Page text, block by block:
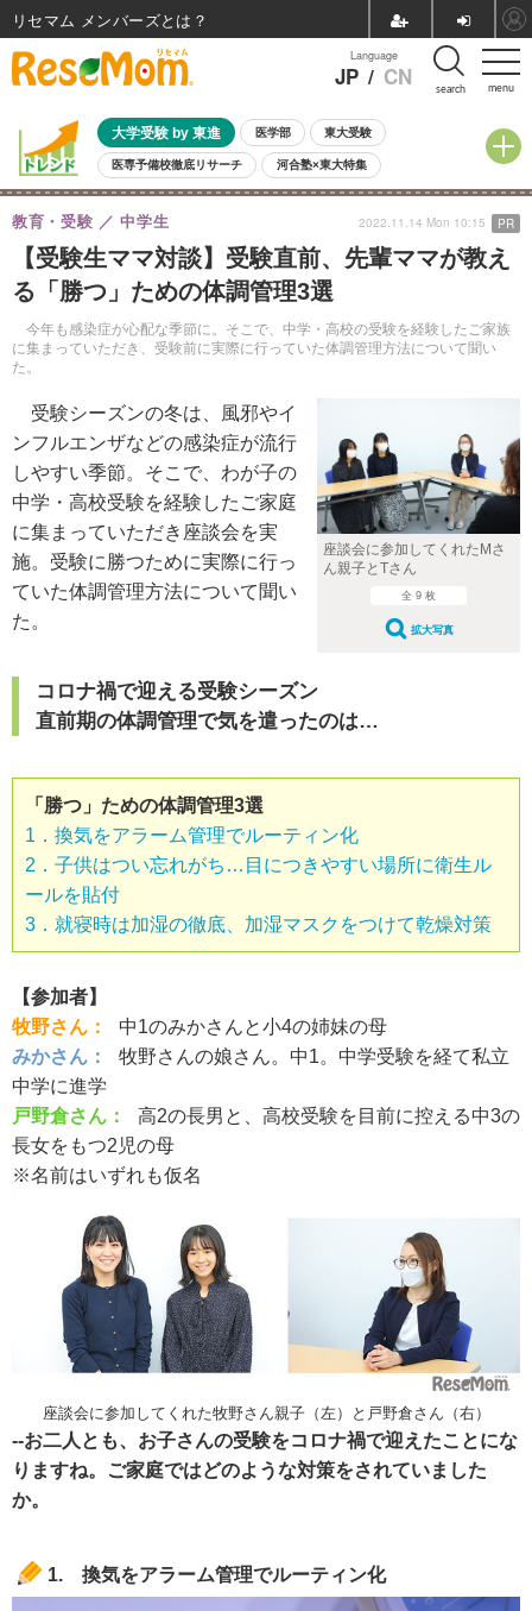
menu
Language
JP / CN search
大学受験 by 東進 医学部 東大受験
医専予備校徹底リサーチ 河合塾×東大特集
親子で考える大学選び 高校受験 中学受験 小学校受験
共通テスト 夏休み
8月開催イベント・WS 全国公立高校 過去問 人気記事
自由研究教材（小学生向け） 自由研究教材（中学生向け）
【受験生ママ対談】受験直前、先輩ママが教え
る「勝つ」ための体調管理3選
今年も感染症が心配な季節に。そこで、中学・高校の受験を経験したご家族
に集まっていただき、受験前に実際に行っていた体調管理方法について聞い
た。
教育・受験 中学生 2022.11.14 Mon 10:15 PR
座談会に参加してくれたMさ
ん親子とTさん
全 9 枚
拡大写真
受験シーズンの冬は、風邪やイ
ンフルエンザなどの感染症が流行
しやすい季節。そこで、わが子の
中学・高校受験を経験したご家庭
に集まっていただき座談会を実
施。受験に勝つために実際に行っ
ていた体調管理方法について聞い
た。
コロナ禍で迎える受験シーズン
直前期の体調管理で気を遣ったのは…
「勝つ」ための体調管理3選
1．換気をアラーム管理でルーティン化
2．子供はつい忘れがち…目につきやすい場所に衛生ル
ールを貼付
3．就寝時は加湿の徹底、加湿マスクをつけて乾燥対策
【参加者】
牧野さん：
中1のみかさんと小4の姉妹の母
みかさん：
牧野さんの娘さん。中1。中学受験を経て私立
中学に進学
戸野倉さん：
高2の長男と、高校受験を目前に控える中3の
長女をもつ2児の母
※名前はいずれも仮名
座談会に参加してくれた牧野さん親子（左）と戸野倉さん（右）
--お二人とも、お子さんの受験をコロナ禍で迎えたことにな
りますね。ご家庭ではどのような対策をされていました
か。
1. 換気をアラーム管理でルーティン化
リセマム メンバーズ